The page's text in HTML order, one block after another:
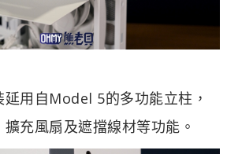
用自Model 5的多功能立柱，
充風扇及遮擋線材等功能。